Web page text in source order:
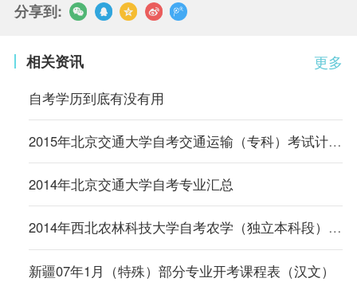
分享到:
更多
相关资讯
自考学历到底有没有用
2015年北京交通大学自考交通运输（专科）考试计划（内蒙古）
2014年北京交通大学自考专业汇总
2014年西北农林科技大学自考农学（独立本科段）专业计划
新疆07年1月（特殊）部分专业开考课程表（汉文）